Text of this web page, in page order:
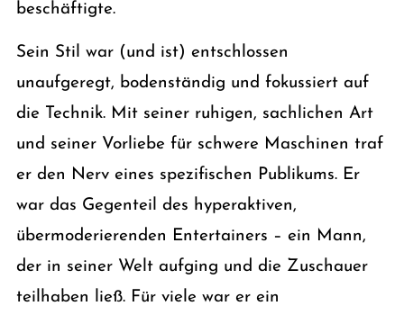
beschäftigte.
Sein Stil war (und ist) entschlossen
unaufgeregt, bodenständig und fokussiert auf
die Technik. Mit seiner ruhigen, sachlichen Art
und seiner Vorliebe für schwere Maschinen traf
er den Nerv eines spezifischen Publikums. Er
war das Gegenteil des hyperaktiven,
übermoderierenden Entertainers – ein Mann,
der in seiner Welt aufging und die Zuschauer
teilhaben ließ. Für viele war er ein